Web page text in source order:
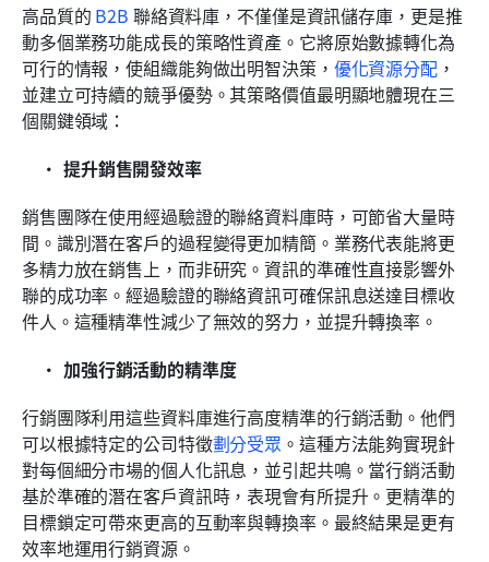
高品質的 B2B 聯絡資料庫，不僅僅是資訊儲存庫，更是推
動多個業務功能成長的策略性資產。它將原始數據轉化為
可行的情報，使組織能夠做出明智決策， 優化資源分配，
並建立可持續的競爭優勢。其策略價值最明顯地體現在三
個關鍵領域：
提升銷售開發效率
銷售團隊在使用經過驗證的聯絡資料庫時，可節省大量時
間。識別潛在客戶的過程變得更加精簡。業務代表能將更
多精力放在銷售上，而非研究。資訊的準確性直接影響外
聯的成功率。經過驗證的聯絡資訊可確保訊息送達目標收
件人。這種精準性減少了無效的努力，並提升轉換率。
加強行銷活動的精準度
行銷團隊利用這些資料庫進行高度精準的行銷活動。他們
可以根據特定的公司特徵劃分受眾 。這種方法能夠實現針
對每個細分市場的個人化訊息，並引起共鳴。當行銷活動
基於準確的潛在客戶資訊時，表現會有所提升。更精準的
目標鎖定可帶來更高的互動率與轉換率。最終結果是更有
效率地運用行銷資源。